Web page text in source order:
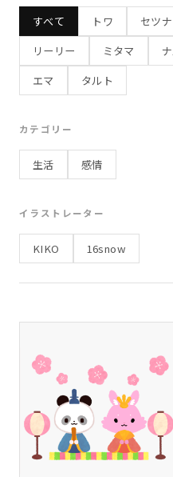
食べもの
旅行 勉強
冬
3月 プレゼント
縁日
食事
子ども
遠足
日常
海
9月
うれしい
運動
日常生活
お大事に
すべて トワ セツナ
リーリー
ミタマ
エマ
タルト
カテゴリー
生活 感情
イラストレーター
KIKO 16snow